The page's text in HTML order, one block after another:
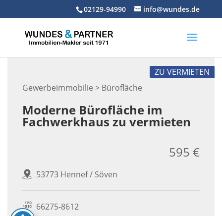
02129-94990 info@wundes.de
Gewerbeimmobilie > Bürofläche
ZU VERMIETEN
Moderne Bürofläche im
Fachwerkhaus zu vermieten
53773 Hennef / Söven
595 €
66275-8612